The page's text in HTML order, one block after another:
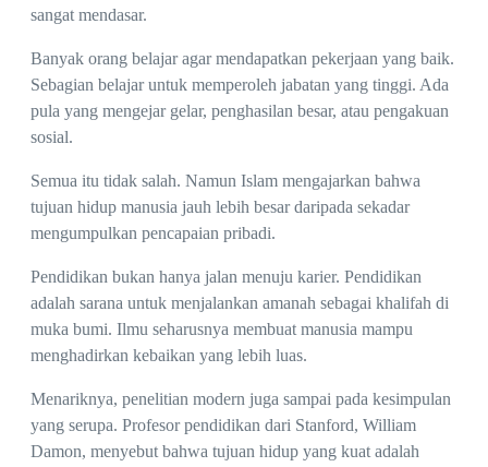
sangat mendasar.
Banyak orang belajar agar mendapatkan pekerjaan yang baik.
Sebagian belajar untuk memperoleh jabatan yang tinggi. Ada
pula yang mengejar gelar, penghasilan besar, atau pengakuan
sosial.
Semua itu tidak salah. Namun Islam mengajarkan bahwa
tujuan hidup manusia jauh lebih besar daripada sekadar
mengumpulkan pencapaian pribadi.
Pendidikan bukan hanya jalan menuju karier. Pendidikan
adalah sarana untuk menjalankan amanah sebagai khalifah di
muka bumi. Ilmu seharusnya membuat manusia mampu
menghadirkan kebaikan yang lebih luas.
Menariknya, penelitian modern juga sampai pada kesimpulan
yang serupa. Profesor pendidikan dari Stanford, William
Damon, menyebut bahwa tujuan hidup yang kuat adalah